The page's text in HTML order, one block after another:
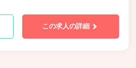
この求人の詳細